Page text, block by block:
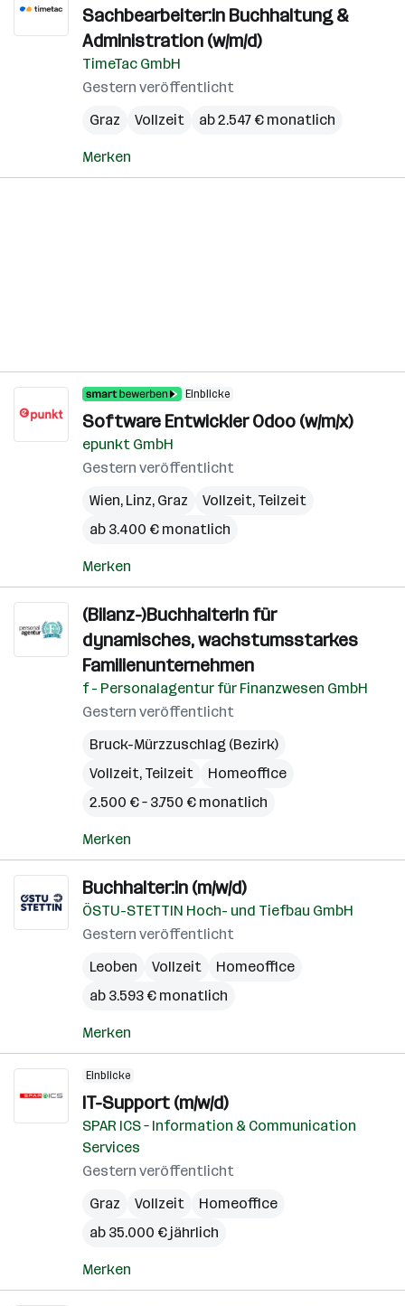
Sachbearbeiter:in Buchhaltung &
Administration (w/m/d)
TimeTac GmbH
Gestern veröffentlicht
Graz
Vollzeit ab 2.547 € monatlich
Merken
Einblicke
Software Entwickler Odoo (w/m/x)
epunkt GmbH
Gestern veröffentlicht
Wien, Linz, Graz
Vollzeit, Teilzeit
ab 3.400 € monatlich
Merken
(Bilanz-)BuchhalterIn für
dynamisches, wachstumsstarkes
Familienunternehmen
f - Personalagentur für Finanzwesen GmbH
Gestern veröffentlicht
Bruck-Mürzzuschlag (Bezirk)
Vollzeit, Teilzeit
Homeoffice
2.500 € – 3.750 € monatlich
Merken
Buchhalter:in (m/w/d)
ÖSTU-STETTIN Hoch- und Tiefbau GmbH
Gestern veröffentlicht
Leoben
Vollzeit
Homeoffice
ab 3.593 € monatlich
Merken
Einblicke
IT-Support (m/w/d)
SPAR ICS – Information & Communication
Services
Gestern veröffentlicht
Graz
Vollzeit
Homeoffice
ab 35.000 € jährlich
Merken